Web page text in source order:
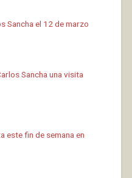
Sancha el 12 de marzo
Sancha una visita
este fin de semana en